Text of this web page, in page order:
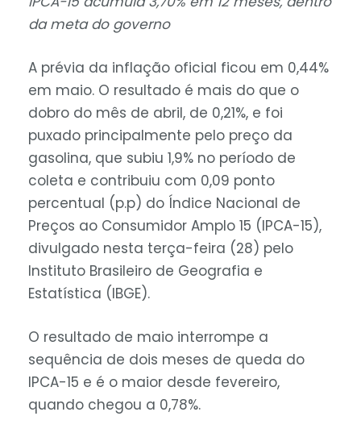
da meta do governo
A prévia da inflação oficial ficou em 0,44%
em maio. O resultado é mais do que o
dobro do mês de abril, de 0,21%, e foi
puxado principalmente pelo preço da
gasolina, que subiu 1,9% no período de
coleta e contribuiu com 0,09 ponto
percentual (p.p) do Índice Nacional de
Preços ao Consumidor Amplo 15 (IPCA-15),
divulgado nesta terça-feira (28) pelo
Instituto Brasileiro de Geografia e
Estatística (IBGE).
O resultado de maio interrompe a
sequência de dois meses de queda do
IPCA-15 e é o maior desde fevereiro,
quando chegou a 0,78%.